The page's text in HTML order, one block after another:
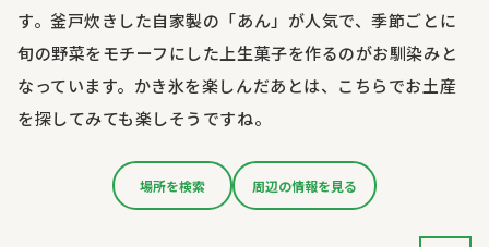
す。釜戸炊きした自家製の「あん」が人気で、季節ごとに
旬の野菜をモチーフにした上生菓子を作るのがお馴染みと
なっています。かき氷を楽しんだあとは、こちらでお土産
を探してみても楽しそうですね。
場所を検索 周辺の情報を見る